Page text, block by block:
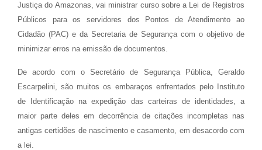
Justiça do Amazonas, vai ministrar curso sobre a Lei de Registros
Públicos para os servidores dos Pontos de Atendimento ao
Cidadão (PAC) e da Secretaria de Segurança com o objetivo de
minimizar erros na emissão de documentos.
De acordo com o Secretário de Segurança Pública, Geraldo
Escarpelini, são muitos os embaraços enfrentados pelo Instituto
de Identificação na expedição das carteiras de identidades, a
maior parte deles em decorrência de citações incompletas nas
antigas certidões de nascimento e casamento, em desacordo com
a lei.